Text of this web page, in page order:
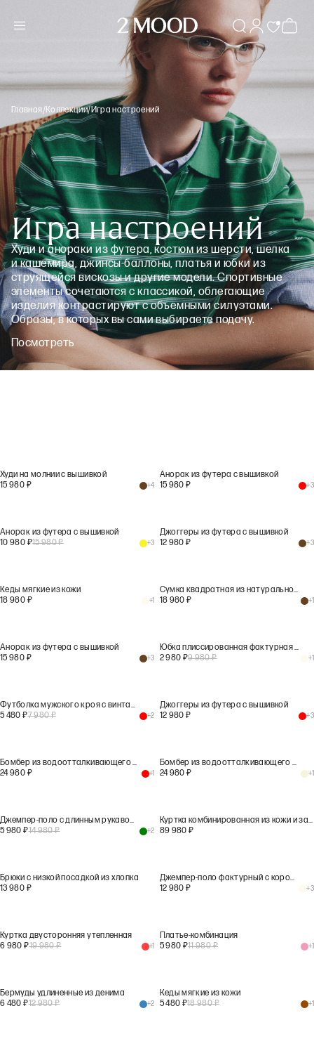
Главная / Коллекции/Игра настроений
Игра настроений
Худи и анораки из футера, костюм из шерсти, шелка
и кашемира, джинсы-баллоны, платья и юбки из
струящейся вискозы и другие модели. Спортивные
элементы сочетаются с классикой, облегающие
изделия контрастируют с объемными силуэтами.
Образы, в которых вы сами выбираете подачу.
Посмотреть
Худи на молнии с вышивкой
15 980 ₽ +4
Анорак из футера с вышивкой
15 980 ₽ +3
Анорак из футера с вышивкой
10 980 ₽15 980₽ +3
Джоггеры из футера с вышивкой
12 980 ₽ +3
Кеды мягкие из кожи
18 980 ₽ +1
Сумка квадратная из натуральной кожи
18 980 ₽ +1
Анорак из футера с вышивкой
15 980 ₽ +3
Юбка плиссированная фактурная молочного цвета
2 980 ₽9 980₽ +1
Футболка мужского кроя с винтажным принтом
5 480 ₽7 980₽ +2
Джоггеры из футера с вышивкой
12 980 ₽ +3
Бомбер из водоотталкивающего хлопка
24 980 ₽ +1
Бомбер из водоотталкивающего хлопка
24 980 ₽ +1
Джемпер-поло с длинным рукавом в полоску
5 980 ₽14 980₽ +2
Куртка комбинированная из кожи и замши
89 980 ₽
Брюки с низкой посадкой из хлопка
13 980 ₽
Джемпер-поло фактурный с коротким рукавом
12 980 ₽ +3
Куртка двусторонняя утепленная
6 980 ₽19 980₽ +1
Платье-комбинация
5 980 ₽11 980₽ +1
Бермуды удлиненные из денима
6 480 ₽12 980₽ +2
Кеды мягкие из кожи
5 480 ₽18 980₽ +1